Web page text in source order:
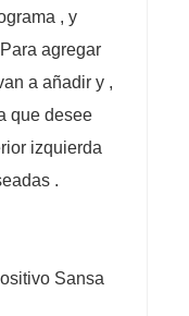
, y
agregar
a añadir y ,
que desee
izquierda
.
Sansa